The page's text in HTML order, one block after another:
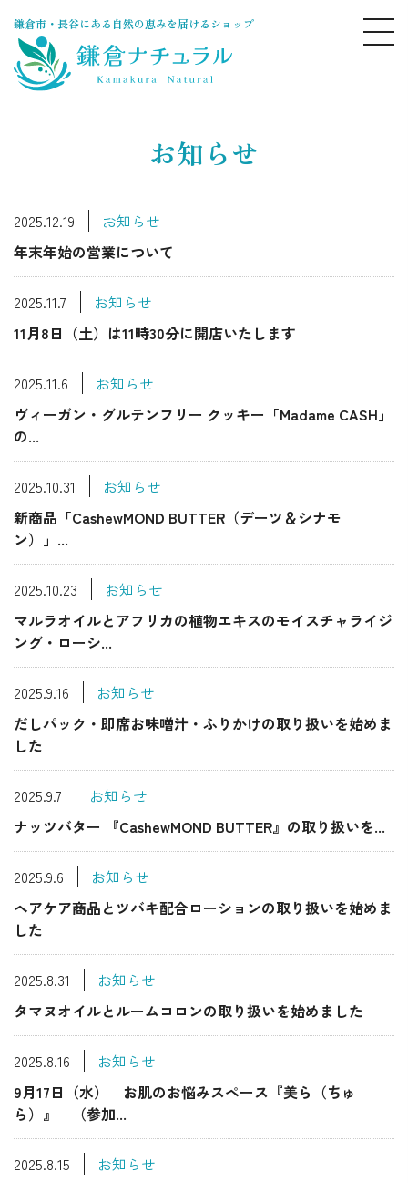
鎌倉市・長谷にある自然の恵みを届けるショップ
お知らせ
2025.12.19
お知らせ
年末年始の営業について
2025.11.7
お知らせ
11月8日（土）は11時30分に開店いたします
2025.11.6
お知らせ
ヴィーガン・グルテンフリー クッキー「Madame CASH」
の...
2025.10.31
お知らせ
新商品「CashewMOND BUTTER（デーツ＆シナモ
ン）」...
2025.10.23
お知らせ
マルラオイルとアフリカの植物エキスのモイスチャライジ
ング・ローシ...
2025.9.16
お知らせ
だしパック・即席お味噌汁・ふりかけの取り扱いを始めま
した
2025.9.7
お知らせ
ナッツバター 『CashewMOND BUTTER』の取り扱いを...
2025.9.6
お知らせ
ヘアケア商品とツバキ配合ローションの取り扱いを始めま
した
2025.8.31
お知らせ
タマヌオイルとルームコロンの取り扱いを始めました
2025.8.16
お知らせ
9月17日（水） お肌のお悩みスペース『美ら（ちゅ
ら）』 （参加...
2025.8.15
お知らせ